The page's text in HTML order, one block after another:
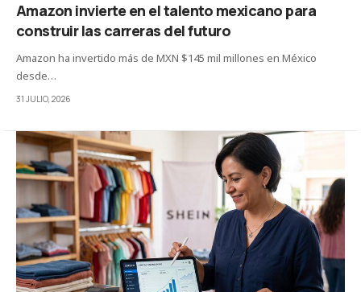
Amazon invierte en el talento mexicano para
construir las carreras del futuro
Amazon ha invertido más de MXN $145 mil millones en México
desde…
31 JULIO, 2026